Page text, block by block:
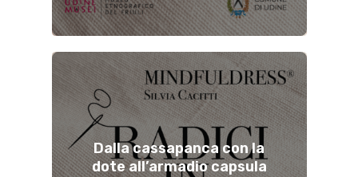
Dalla cassapanca con la
dote all’armadio capsula